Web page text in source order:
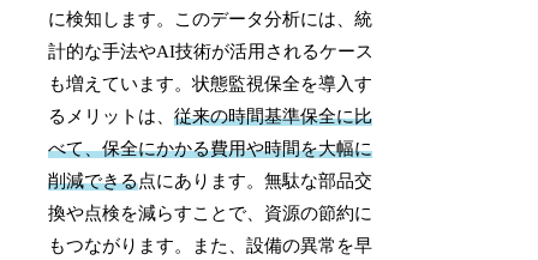
に検知します。このデータ分析には、統
計的な手法やAI技術が活用されるケース
も増えています。状態監視保全を導入す
るメリットは、従来の時間基準保全に比
べて、保全にかかる費用や時間を大幅に
削減できる点にあります。無駄な部品交
換や点検を減らすことで、資源の節約に
もつながります。また、設備の異常を早